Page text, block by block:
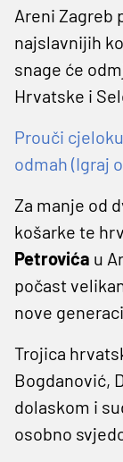
Areni Zagreb
najslavnijih
snage će
Hrvatske i
Prouči
odmah (Igraj
Za manje od
košarke te
Petrovića u
počast
nove
Trojica
Bogdanović,
dolaskom i
osobno